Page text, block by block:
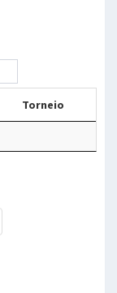
Torneio